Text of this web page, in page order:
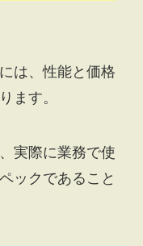
は、性能と価格
ます。
実際に業務で使
ックであること